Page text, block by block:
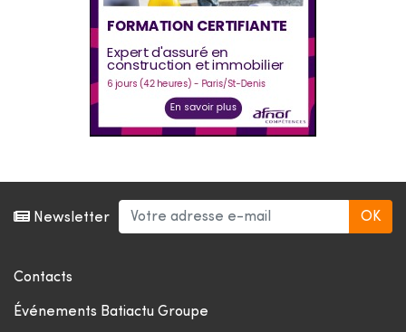
Newsletter
Contacts
Événements Batiactu Groupe